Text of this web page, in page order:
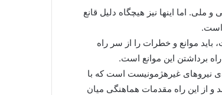
اما اینها نیز هیچگاه دلیل قانع
است.
موانع و خطرات را از سر راه
برداشتن این موانع است.
نیروهای غیرهژمونیست است که با
و از این راه مقدمات هماهنگی میان